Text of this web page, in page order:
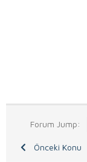
Forum Jump:
Önceki Konu